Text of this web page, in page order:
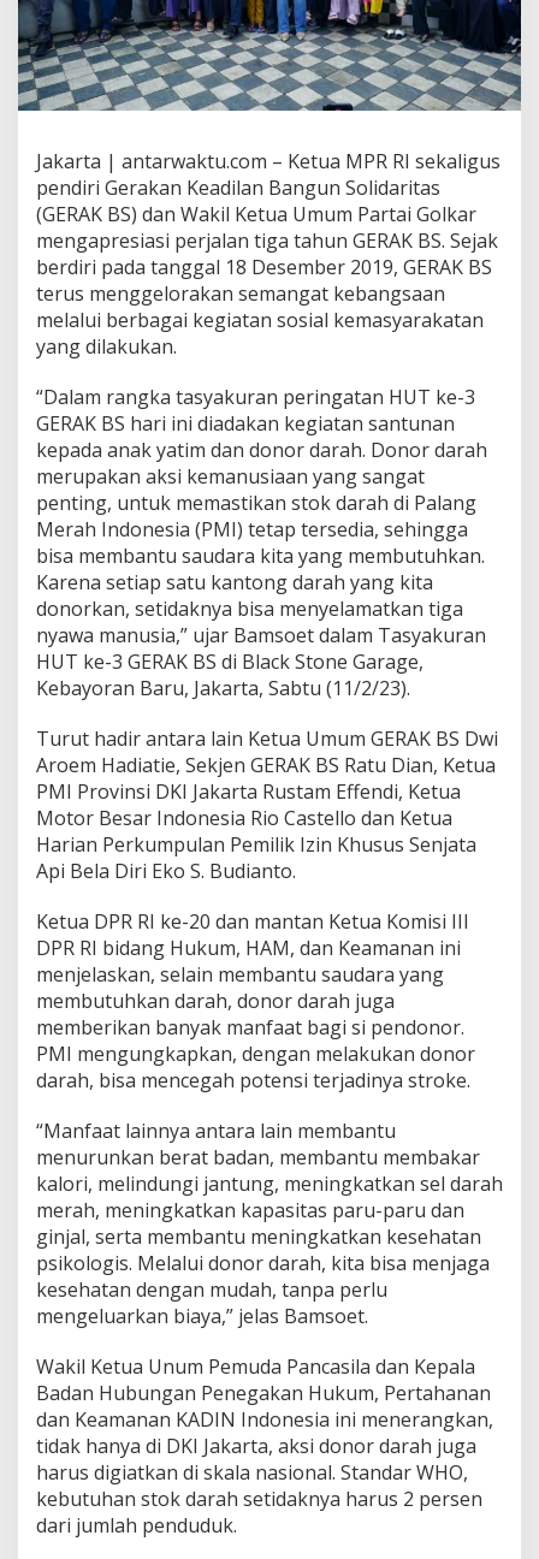
Jakarta | antarwaktu.com – Ketua MPR RI sekaligus
pendiri Gerakan Keadilan Bangun Solidaritas
(GERAK BS) dan Wakil Ketua Umum Partai Golkar
mengapresiasi perjalan tiga tahun GERAK BS. Sejak
berdiri pada tanggal 18 Desember 2019, GERAK BS
terus menggelorakan semangat kebangsaan
melalui berbagai kegiatan sosial kemasyarakatan
yang dilakukan.
“Dalam rangka tasyakuran peringatan HUT ke-3
GERAK BS hari ini diadakan kegiatan santunan
kepada anak yatim dan donor darah. Donor darah
merupakan aksi kemanusiaan yang sangat
penting, untuk memastikan stok darah di Palang
Merah Indonesia (PMI) tetap tersedia, sehingga
bisa membantu saudara kita yang membutuhkan.
Karena setiap satu kantong darah yang kita
donorkan, setidaknya bisa menyelamatkan tiga
nyawa manusia,” ujar Bamsoet dalam Tasyakuran
HUT ke-3 GERAK BS di Black Stone Garage,
Kebayoran Baru, Jakarta, Sabtu (11/2/23).
Turut hadir antara lain Ketua Umum GERAK BS Dwi
Aroem Hadiatie, Sekjen GERAK BS Ratu Dian, Ketua
PMI Provinsi DKI Jakarta Rustam Effendi, Ketua
Motor Besar Indonesia Rio Castello dan Ketua
Harian Perkumpulan Pemilik Izin Khusus Senjata
Api Bela Diri Eko S. Budianto.
Ketua DPR RI ke-20 dan mantan Ketua Komisi III
DPR RI bidang Hukum, HAM, dan Keamanan ini
menjelaskan, selain membantu saudara yang
membutuhkan darah, donor darah juga
memberikan banyak manfaat bagi si pendonor.
PMI mengungkapkan, dengan melakukan donor
darah, bisa mencegah potensi terjadinya stroke.
“Manfaat lainnya antara lain membantu
menurunkan berat badan, membantu membakar
kalori, melindungi jantung, meningkatkan sel darah
merah, meningkatkan kapasitas paru-paru dan
ginjal, serta membantu meningkatkan kesehatan
psikologis. Melalui donor darah, kita bisa menjaga
kesehatan dengan mudah, tanpa perlu
mengeluarkan biaya,” jelas Bamsoet.
Wakil Ketua Unum Pemuda Pancasila dan Kepala
Badan Hubungan Penegakan Hukum, Pertahanan
dan Keamanan KADIN Indonesia ini menerangkan,
tidak hanya di DKI Jakarta, aksi donor darah juga
harus digiatkan di skala nasional. Standar WHO,
kebutuhan stok darah setidaknya harus 2 persen
dari jumlah penduduk.